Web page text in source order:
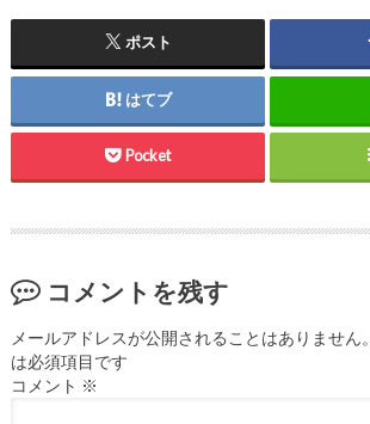
ポスト
はてブ
Pocket
コメントを残す
メールアドレスが公開されることはありません。
は必須項目です
コメント ※